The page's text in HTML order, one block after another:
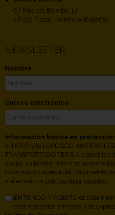
C/ Mas del Bombo, 17
46530 Puzol - Valencia (España)
NEWSLETTER
Nombre
Correo electrónico
Información básica en
el RGPD y la LOPDGDD,
TRANSPORTADORES S.A tratará
enviar un boletín informativo entre
información acerca del tratamiento
visite nuestra política de privacidad.
ENTIENDO Y ACEPTO el
describe anteriormente y se